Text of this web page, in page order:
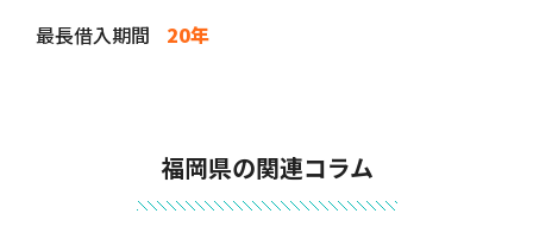
最長借入期間
20年
福岡県の関連コラム